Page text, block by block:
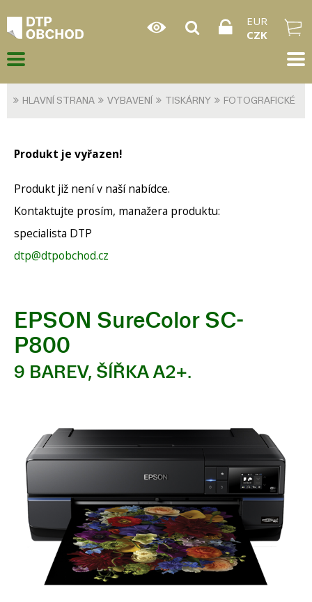
EUR
CZK
HLAVNÍ STRANA VYBAVENÍ TISKÁRNY FOTOGRAFICKÉ
Produkt je vyřazen!
Produkt již není v naší nabídce.
Kontaktujte prosím, manažera produktu:
specialista DTP
dtp@dtpobchod.cz
EPSON SureColor SC-
P800
9 BAREV, ŠÍŘKA A2+.